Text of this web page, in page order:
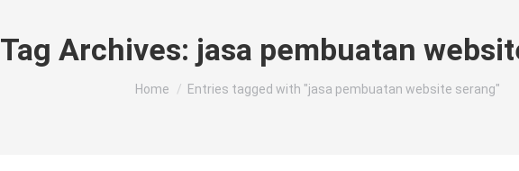
Tag Archives: jasa pembuatan
You are here:
Home Entries tagged with "jasa pembuatan website serang"